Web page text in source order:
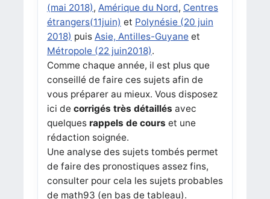
(mai 2018), Amérique du Nord, Centres
étrangers(11juin) et Polynésie (20 juin
2018) puis Asie, Antilles-Guyane et
Métropole (22 juin2018).
Comme chaque année, il est plus que
conseillé de faire ces sujets afin de
vous préparer au mieux. Vous disposez
ici de corrigés très détaillés avec
quelques rappels de cours et une
rédaction soignée.
Une analyse des sujets tombés permet
de faire des pronostiques assez fins,
consulter pour cela les sujets probables
de math93 (en bas de tableau).